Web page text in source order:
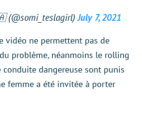
(@somi_teslagirl)July 7, 2021
vidéo ne permettent pas de
problème, néanmoins le rolling
conduite dangereuse sont punis
femme a été invitée à porter